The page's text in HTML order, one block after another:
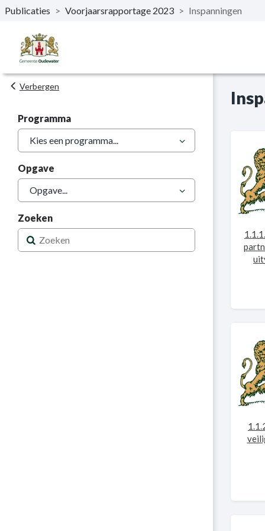
Naar hoofdinhoud
Publicaties > Voorjaarsrapportage 2023 > Inspanningen
Verbergen
Programma
Opgave
Zoeken